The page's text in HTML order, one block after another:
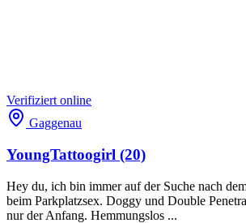
Verifiziert online
Gaggenau
YoungTattoogirl (20)
Hey du, ich bin immer auf der Suche nach
beim Parkplatzsex. Doggy und Double
nur der Anfang. Hemmungslos ...